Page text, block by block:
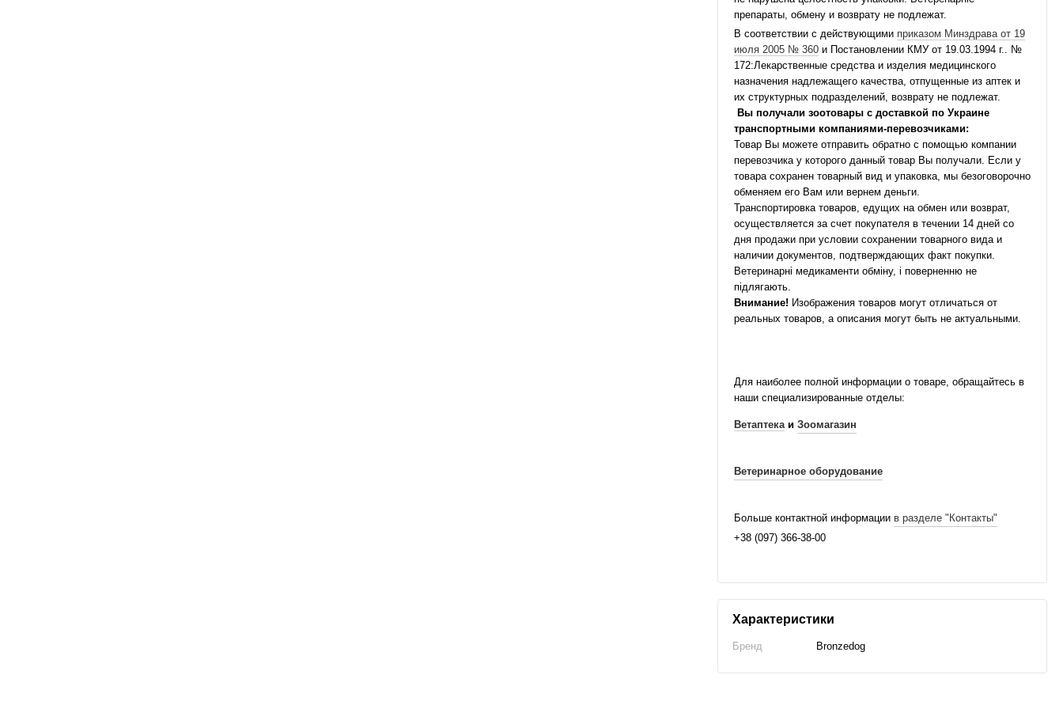
препараты, обмену и возврату не подлежат.
В соответствии с действующими приказом Минздрава от 19
июля 2005 № 360и Постановлении КМУ от 19.03.1994 г.. №
172:Лекарственные средства и изделия медицинского
назначения надлежащего качества, отпущенные из аптек и
их структурных подразделений, возврату не подлежат.
Вы получали зоотовары с доставкой по Украине
транспортными компаниями-перевозчиками:
Товар Вы можете отправить обратно с помощью компании
перевозчика у которого данный товар Вы получали. Если у
товара сохранен товарный вид и упаковка, мы безоговорочно
обменяем его Вам или вернем деньги.
Транспортировка товаров, едущих на обмен или возврат,
осуществляется за счет покупателя в течении 14 дней со
дня продажи при условии сохранении товарного вида и
наличии документов, подтверждающих факт покупки.
Ветеринарні медикаменти обміну, і поверненню не
підлягають.
Внимание! Изображения товаров могут отличаться от
реальных товаров, а описания могут быть не актуальными.
Для наиболее полной информации о товаре, обращайтесь в
наши специализированные отделы:
Ветаптекаи Зоомагазин
Ветеринарное оборудование
Больше контактной информации в разделе "Контакты"
+38 (097) 366-38-00
Характеристики
Бренд Bronzedog